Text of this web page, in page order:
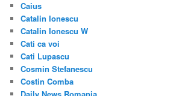
Caius
Catalin Ionescu
Catalin Ionescu W
Cati ca voi
Cati Lupascu
Cosmin Stefanescu
Costin Comba